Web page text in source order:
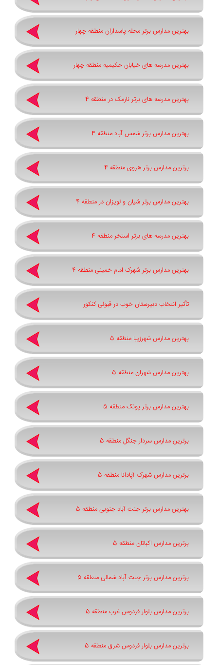
بهترین مدارس برتر محله پاسداران منطقه چهار
بهترین مدرسه های خیابان حکیمیه منطقه چهار
بهترین مدرسه های برتر نارمک در منطقه 4
بهترین مدارس برتر شمس آباد منطقه 4
برترین مدارس برتر هروی منطقه 4
بهترین مدارس برتر شیان و لویزان در منطقه 4
بهترین مدرسه های برتر استخر منطقه 4
بهترین مدارس برتر شهرک امام خمینی منطقه 4
تأثیر انتخاب دبیرستان خوب در قبولی کنکور
بهترین مدارس شهرزیبا منطقه 5
بهترین مدارس شهران منطقه 5
بهترین مدارس برتر پونک منطقه 5
برترین مدارس سردار جنگل منطقه 5
برترین مدارس شهرک آپادانا منطقه 5
بهترین مدارس برتر جنت آباد جنوبی منطقه 5
برترین مدارس اکباتان منطقه 5
برترین مدارس برتر جنت آباد شمالی منطقه 5
برترین مدارس بلوار فردوس غرب منطقه 5
برترین مدارس بلوار فردوس شرق منطقه 5